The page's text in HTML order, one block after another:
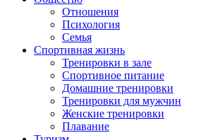
Отношения
Психология
Семья
Спортивная жизнь
Тренировки в зале
Спортивное питание
Домашние тренировки
Тренировки для мужчин
Женские тренировки
Плавание